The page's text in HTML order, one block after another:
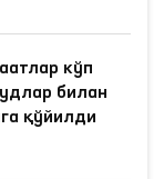
кўп
билан
қўйилди